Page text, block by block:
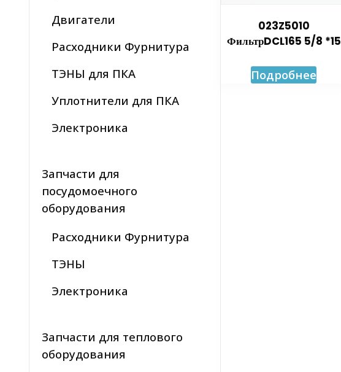
023Z5010
ФильтрDCL165 5/8 *15
Подробнее
Двигатели
Расходники Фурнитура
ТЭНЫ для ПКА
Уплотнители для ПКА
Электроника
Запчасти для
посудомоечного
оборудования
Расходники Фурнитура
ТЭНЫ
Электроника
Запчасти для теплового
оборудования